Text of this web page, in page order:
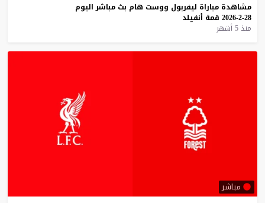
مشاهدة مباراة ليفربول ووست هام بث مباشر اليوم
28-2-2026
قمة أنفيلد
منذ 5 أشهر
مباشر